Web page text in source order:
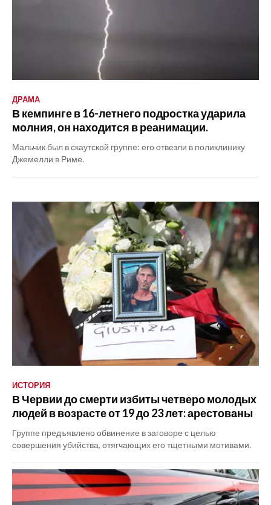
ДРАМА
В кемпинге в 16-летнего подростка ударила
молния, он находится в реанимации.
Мальчик был в скаутской группе: его отвезли в поликлинику
Джемелли в Риме.
ИСТОРИЯ
В Червии до смерти избиты четверо молодых
людей в возрасте от 19 до 23 лет: арестованы
Группе предъявлено обвинение в заговоре с целью
совершения убийства, отягчающих его тщетными мотивами.